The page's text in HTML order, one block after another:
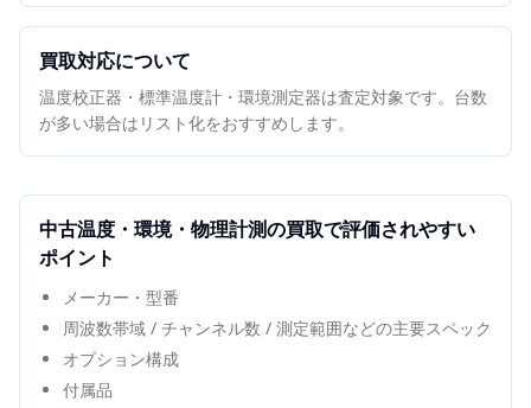
買取対応について
温度校正器・標準温度計・環境測定器は査定対象です。台数
が多い場合はリスト化をおすすめします。
中古温度・環境・物理計測の買取で評価されやすい
ポイント
メーカー・型番
周波数帯域 / チャンネル数 / 測定範囲などの主要スペック
オプション構成
付属品